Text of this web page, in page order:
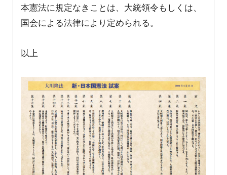
本憲法に規定なきことは、大統領令もしくは、
国会による法律により定められる。
以上